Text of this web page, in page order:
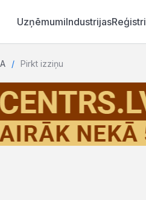
UzņēmumiIndustrijasReģistri
Pirkt izziņu